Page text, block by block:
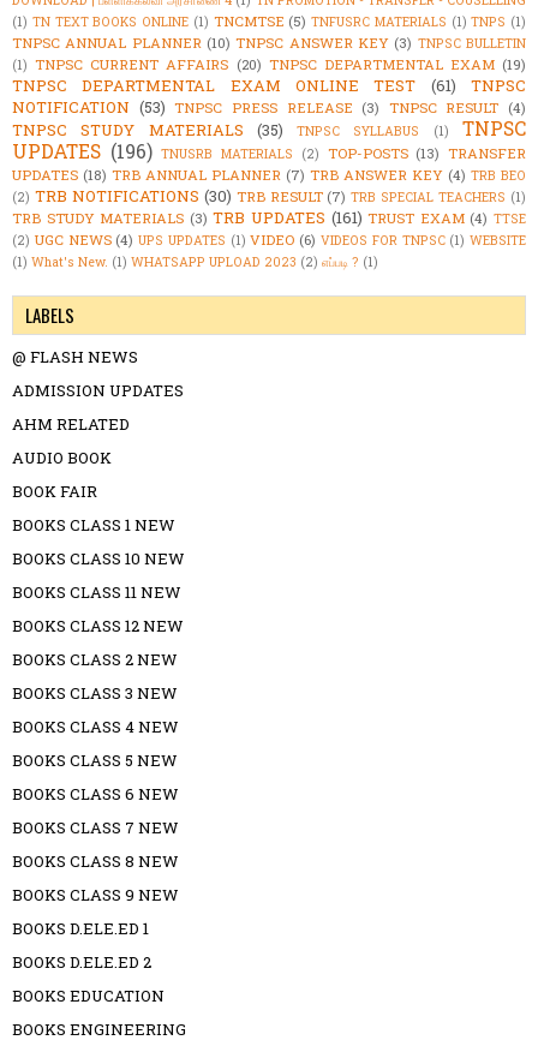
(1) TN TEXT BOOKS ONLINE (1) TNCMTSE (5) TNFUSRC MATERIALS (1) TNPS (1)
TNPSC ANNUAL PLANNER (10) TNPSC ANSWER KEY (3) TNPSC BULLETIN
(1) TNPSC CURRENT AFFAIRS (20) TNPSC DEPARTMENTAL EXAM (19)
TNPSC DEPARTMENTAL EXAM ONLINE TEST (61)
TNPSC
NOTIFICATION (53) TNPSC PRESS RELEASE (3) TNPSC RESULT (4)
TNPSC STUDY MATERIALS (35) TNPSC SYLLABUS (1)
TNPSC
UPDATES (196) TNUSRB MATERIALS (2) TOP-POSTS (13) TRANSFER
UPDATES (18) TRB ANNUAL PLANNER (7) TRB ANSWER KEY (4) TRB BEO
(2) TRB NOTIFICATIONS (30) TRB RESULT (7) TRB SPECIAL TEACHERS (1)
TRB STUDY MATERIALS (3) TRB UPDATES (161) TRUST EXAM (4) TTSE
(2) UGC NEWS (4) UPS UPDATES (1) VIDEO (6) VIDEOS FOR TNPSC (1) WEBSITE
(1) What's New. (1) WHATSAPP UPLOAD 2023 (2) எப்படி ? (1)
LABELS
@ FLASH NEWS
ADMISSION UPDATES
AHM RELATED
AUDIO BOOK
BOOK FAIR
BOOKS CLASS 1 NEW
BOOKS CLASS 10 NEW
BOOKS CLASS 11 NEW
BOOKS CLASS 12 NEW
BOOKS CLASS 2 NEW
BOOKS CLASS 3 NEW
BOOKS CLASS 4 NEW
BOOKS CLASS 5 NEW
BOOKS CLASS 6 NEW
BOOKS CLASS 7 NEW
BOOKS CLASS 8 NEW
BOOKS CLASS 9 NEW
BOOKS D.ELE.ED 1
BOOKS D.ELE.ED 2
BOOKS EDUCATION
BOOKS ENGINEERING